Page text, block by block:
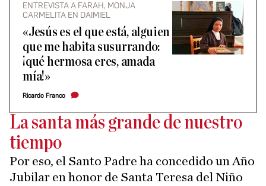
ENTREVISTA A FARAH, MONJA
CARMELITA EN DAIMIEL
«Jesús es el que está, alguien
que me habita susurrando:
¡qué hermosa eres, amada
mía!»
Ricardo Franco
La santa más grande de nuestro
tiempo
Por eso, el Santo Padre ha concedido un Año
Jubilar en honor de Santa Teresa del Niño